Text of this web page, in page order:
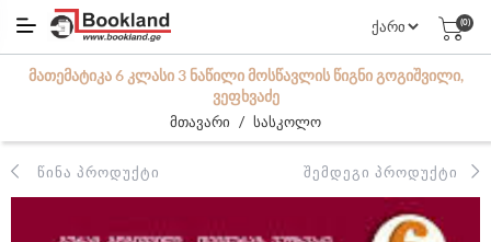
(0)
ᲛᲐᲗᲔᲛᲐᲢᲘᲙᲐ 6 ᲙᲚᲐᲡᲘ 3 ᲜᲐᲬᲘᲚᲘ ᲛᲝᲡᲬᲐᲕᲚᲘᲡ ᲬᲘᲒᲜᲘ ᲒᲝᲒᲘᲨᲕᲘᲚᲘ,
ᲕᲔᲤᲮᲕᲐᲫᲔ
მთავარი / სასკოლო
ᲬᲘᲜᲐ ᲞᲠᲝᲓᲣᲥᲢᲘ ᲨᲔᲛᲓᲔᲒᲘ ᲞᲠᲝᲓᲣᲥᲢᲘ